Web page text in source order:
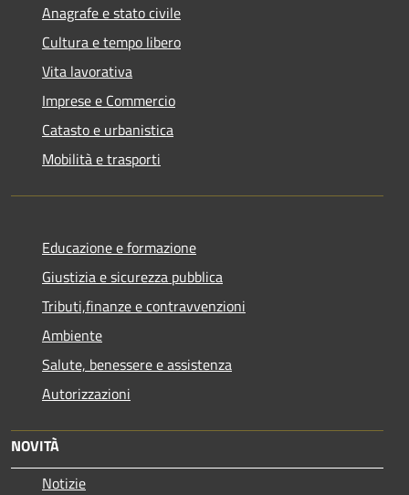
Anagrafe e stato civile
Cultura e tempo libero
Vita lavorativa
Imprese e Commercio
Catasto e urbanistica
Mobilità e trasporti
Educazione e formazione
Giustizia e sicurezza pubblica
Tributi,finanze e contravvenzioni
Ambiente
Salute, benessere e assistenza
Autorizzazioni
NOVITÀ
Notizie